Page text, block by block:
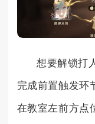
想要解锁打
完成前置触发环
在教室左前方点